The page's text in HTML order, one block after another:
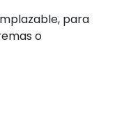
para
o